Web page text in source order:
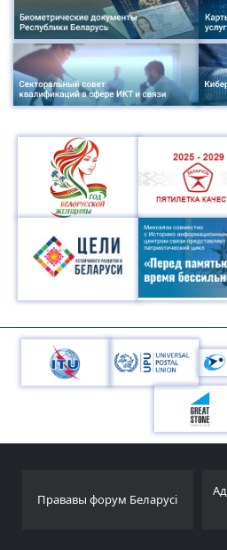
Адзіны партал дзяржаўных
электронных паслуг